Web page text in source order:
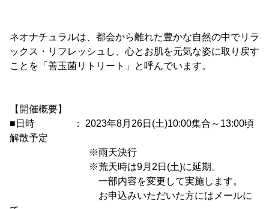
ネオナチュラルは、都会から離れた豊かな自然の中でリラ
ックス・リフレッシュし、心とお肌を元気な姿に取り戻す
ことを「善玉菌リトリート」と呼んでいます。
【開催概要】
■日時 ： 2023年8月26日(土)10:00集合～13:00頃
解散予定
※雨天決行
※荒天時は9月2日(土)に延期。
一部内容を変更して実施します。
お申込みいただいた方にはメールに